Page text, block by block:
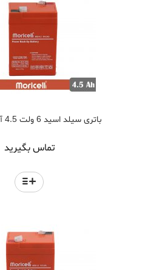
باتری سیلد اسید 6 ولت 4.5 آمپر moricell
تماس بگیرید